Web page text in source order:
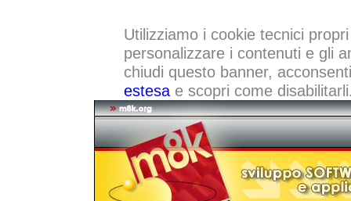
Utilizziamo i cookie tecnici
personalizzare i contenuti e gli
chiudi questo banner,
estesae scopri come